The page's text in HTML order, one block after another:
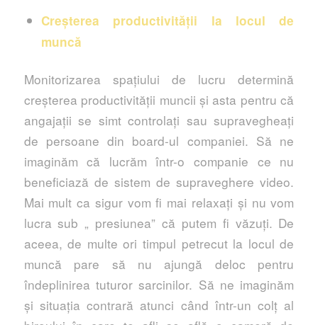
Creșterea productivității la locul de
muncă
Monitorizarea spațiului de lucru determină
creșterea productivității muncii și asta pentru că
angajații se simt controlați sau supravegheați
de persoane din board-ul companiei. Să ne
imaginăm că lucrăm într-o companie ce nu
beneficiază de sistem de supraveghere video.
Mai mult ca sigur vom fi mai relaxați și nu vom
lucra sub „ presiunea” că putem fi văzuți. De
aceea, de multe ori timpul petrecut la locul de
muncă pare să nu ajungă deloc pentru
îndeplinirea tuturor sarcinilor. Să ne imaginăm
și situația contrară atunci când într-un colț al